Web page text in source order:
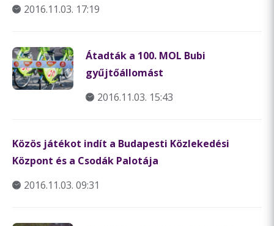
2016.11.03. 17:19
Átadták a 100. MOL Bubi
gyűjtőállomást
2016.11.03. 15:43
Közös játékot indít a Budapesti Közlekedési
Központ és a Csodák Palotája
2016.11.03. 09:31